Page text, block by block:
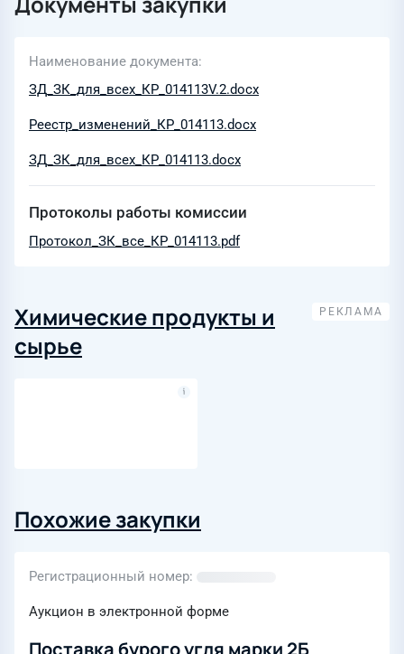
Наименование документа
ЗД_ЗК_для_всех_КР_014113V.2.docx
Реестр_изменений_КР_014113.docx
ЗД_ЗК_для_всех_КР_014113.docx
Протоколы работы комиссии
Протокол_ЗК_все_КР_014113.pdf
Химические продукты и
сырье
Похожие закупки
Регистрационный номер
Аукцион в электронной форме
Поставка бурого угля марки 2Б